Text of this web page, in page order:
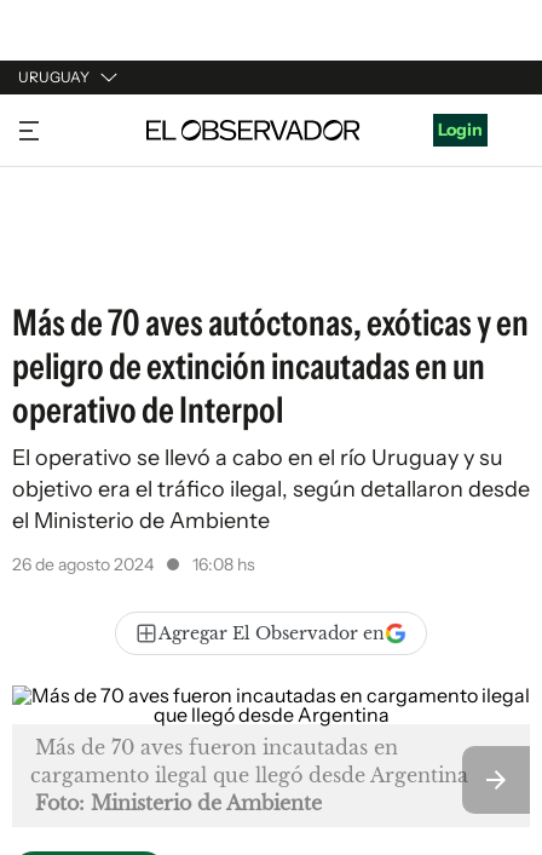
URUGUAY
URUGUAY
ARGENTINA
Login
Más de 70 aves autóctonas, exóticas y en
peligro de extinción incautadas en un
operativo de Interpol
El operativo se llevó a cabo en el río Uruguay y su
objetivo era el tráfico ilegal, según detallaron desde
el Ministerio de Ambiente
26 de agosto 2024 16:08 hs
Agregar El Observador en
Más de 70 aves fueron incautadas en
cargamento ilegal que llegó desde Argentina
Foto: Ministerio de Ambiente